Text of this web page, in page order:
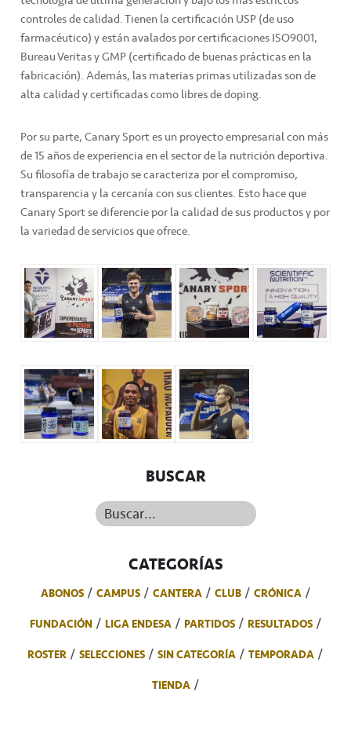
controles de calidad. Tienen la certificación USP (de uso
farmacéutico) y están avalados por certificaciones ISO9001,
Bureau Veritas y GMP (certificado de buenas prácticas en la
fabricación). Además, las materias primas utilizadas son de
alta calidad y certificadas como libres de doping.
Por su parte, Canary Sport es un proyecto empresarial con más
de 15 años de experiencia en el sector de la nutrición deportiva.
Su filosofía de trabajo se caracteriza por el compromiso,
transparencia y la cercanía con sus clientes. Esto hace que
Canary Sport se diferencie por la calidad de sus productos y por
la variedad de servicios que ofrece.
BUSCAR
Buscar...
CATEGORÍAS
ABONOS CAMPUS CANTERA CLUB
CRÓNICA
FUNDACIÓN
LIGA ENDESA PARTIDOS
RESULTADOS
ROSTER
SELECCIONES SIN CATEGORÍA
TEMPORADA
TIENDA